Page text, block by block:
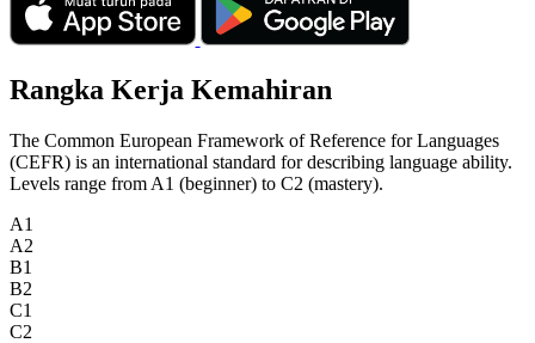
Rangka Kerja Kemahiran
The Common European Framework of Reference for Languages
(CEFR) is an international standard for describing language ability.
Levels range from A1 (beginner) to C2 (mastery).
A1
A2
B1
B2
C1
C2